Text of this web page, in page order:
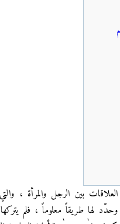
بين الرجل والمرأة ،
لها طريقاً معلوماً ، فلم يتركها